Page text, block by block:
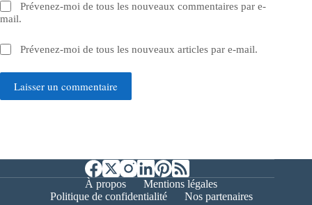
Prévenez-moi de tous les nouveaux commentaires par e-
mail.
Prévenez-moi de tous les nouveaux articles par e-mail.
Laisser un commentaire
À propos
Mentions légales
Politique de confidentialité
Nos partenaires